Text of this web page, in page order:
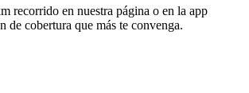
recorrido en nuestra página o en la app
de cobertura que más te convenga.